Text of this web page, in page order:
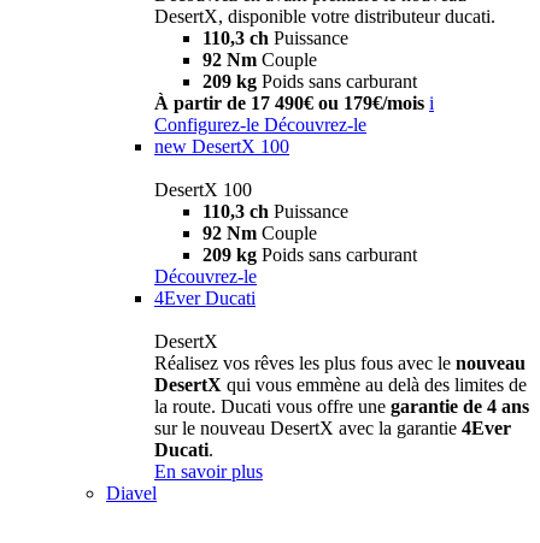
DesertX, disponible votre distributeur ducati.
110,3 ch Puissance
92 Nm Couple
209 kg Poids sans carburant
À partir de 17 490€ ou 179€/mois i
Configurez-le Découvrez-le
new DesertX 100
DesertX 100
110,3 ch Puissance
92 Nm Couple
209 kg Poids sans carburant
Découvrez-le
4Ever Ducati
DesertX
Réalisez vos rêves les plus fous avec le nouveau
DesertX qui vous emmène au delà des limites de
la route. Ducati vous offre une garantie de 4 ans
sur le nouveau DesertX avec la garantie 4Ever
Ducati.
En savoir plus
Diavel